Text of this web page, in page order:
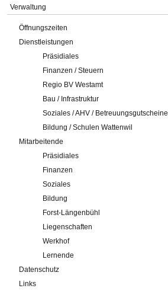
Verwaltung
Öffnungszeiten
Dienstleistungen
Präsidiales
Finanzen / Steuern
Regio BV Westamt
Bau / Infrastruktur
Soziales / AHV / Betreuungsgutscheine
Bildung / Schulen Wattenwil
Mitarbeitende
Präsidiales
Finanzen
Soziales
Bildung
Forst-Längenbühl
Liegenschaften
Werkhof
Lernende
Datenschutz
Links